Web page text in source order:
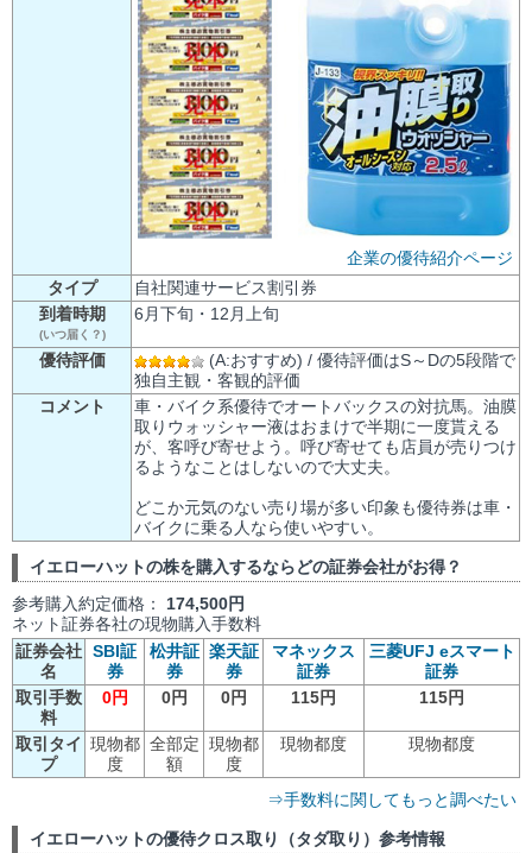
企業の優待紹介ページ
タイプ
自社関連サービス割引券
到着時期
(いつ届く？)
6月下旬・12月上旬
優待評価
(A:おすすめ) / 優待評価はS～Dの5段階で
独自主観・客観的評価
コメント
車・バイク系優待でオートバックスの対抗馬。油膜
取りウォッシャー液はおまけで半期に一度貰える
が、客呼び寄せよう。呼び寄せても店員が売りつけ
るようなことはしないので大丈夫。
どこか元気のない売り場が多い印象も優待券は車・
バイクに乗る人なら使いやすい。
イエローハットの株を購入するならどの証券会社がお得？
参考購入約定価格： 174,500円
ネット証券各社の現物購入手数料
証券会社
名
SBI証
券
松井証
券
楽天証
券
マネックス
証券
三菱UFJ eスマート
証券
取引手数
料
0円 0円 0円 115円 115円
取引タイ
プ
現物都
度
全部定
額
現物都
度
現物都度 現物都度
⇒手数料に関してもっと調べたい
イエローハットの優待クロス取り（タダ取り）参考情報